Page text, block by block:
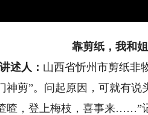
靠剪纸，我和
讲述人： 山西省忻州市剪纸非
剪”。问起原因，可就有说
，登上梅枝，喜事来……”